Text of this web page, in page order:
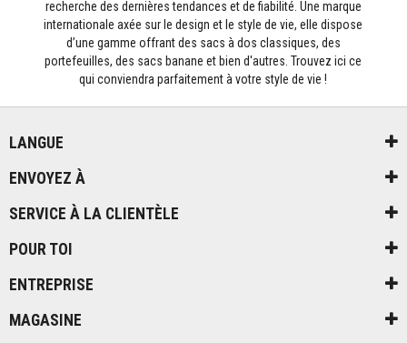
recherche des dernières tendances et de fiabilité. Une marque
internationale axée sur le design et le style de vie, elle dispose
d’une gamme offrant des sacs à dos classiques, des
portefeuilles, des sacs banane et bien d'autres. Trouvez ici ce
qui conviendra parfaitement à votre style de vie !
LANGUE
ENVOYEZ À
SERVICE À LA CLIENTÈLE
POUR TOI
ENTREPRISE
MAGASINE